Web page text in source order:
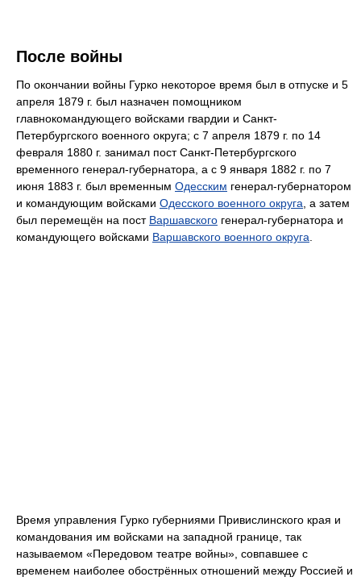
После войны
По окончании войны Гурко некоторое время был в отпуске и 5
апреля 1879 г. был назначен помощником
главнокомандующего войсками гвардии и Санкт-
Петербургского военного округа; с 7 апреля 1879 г. по 14
февраля 1880 г. занимал пост Санкт-Петербургского
временного генерал-губернатора, а с 9 января 1882 г. по 7
июня 1883 г. был временным Одесским генерал-губернатором
и командующим войсками Одесского военного округа, а затем
был перемещён на пост Варшавского генерал-губернатора и
командующего войсками Варшавского военного округа.
Время управления Гурко губерниями Привислинского края и
командования им войсками на западной границе, так
называемом «Передовом театре войны», совпавшее с
временем наиболее обострённых отношений между Россией и